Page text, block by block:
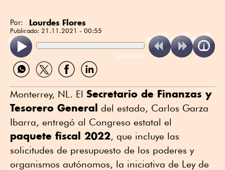
Por: Lourdes Flores
Publicado: 21.11.2021 - 00:55
ReadSpeaker
Compartir
por
Compartir
por
Compartir
por
Compartir
por
Monterrey, NL. El Secretario de Finanzas y
Tesorero General del estado, Carlos Garza
Ibarra, entregó al Congreso estatal el
paquete fiscal 2022, que incluye las
solicitudes de presupuesto de los poderes y
organismos autónomos, la iniciativa de Ley de